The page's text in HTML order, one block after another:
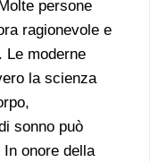
persone
ragionevole e
Le moderne
la scienza
sonno può
onore della